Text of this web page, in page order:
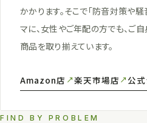
かかります。そこで「防音対策や
マに、女性やご年配の方でも、ご
商品を取り揃えています。
Amazon店 楽天市場店 公式
FIND BY PROBLEM